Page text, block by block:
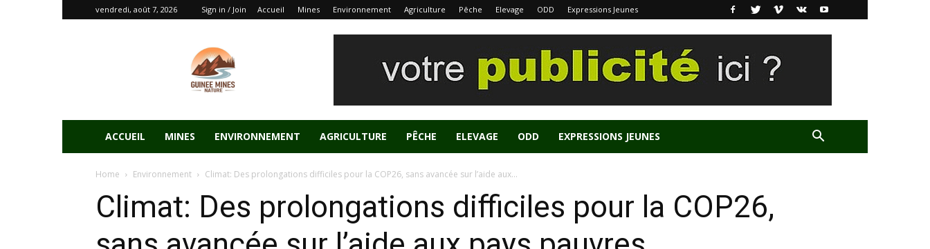
vendredi, août 7, 2026 Sign in / Join Accueil Mines Environnement Agriculture Pêche Elevage ODD Expressions Jeunes
ACCUEIL MINES ENVIRONNEMENT AGRICULTURE PÊCHE ELEVAGE ODD EXPRESSIONS JEUNES
Home Environnement Climat: Des prolongations difficiles pour la COP26, sans avancée sur l’aide aux...
Climat: Des prolongations difficiles pour la COP26,